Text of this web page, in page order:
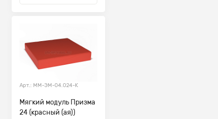
Арт.: ММ-ЭМ-04.024-К
Мягкий модуль Призма
24 (красный (ая))